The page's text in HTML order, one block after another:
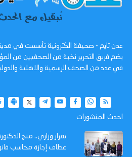
يضم فريق التحرير نخبة من الصحفيين من
في عدد من الصحف الرسمية والاهلية
احدث المنشورات
بقرار وزاري.. منح
عطاف إجازة محاسب